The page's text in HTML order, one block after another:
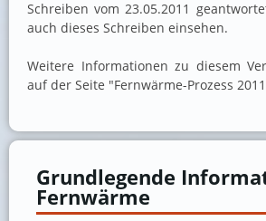
Schreiben vom 23.05.2011
auch dieses Schreiben einsehen.
Weitere Informationen zu diesem
auf der Seite "Fernwärme-Prozess
Grundlegende
Fernwärme